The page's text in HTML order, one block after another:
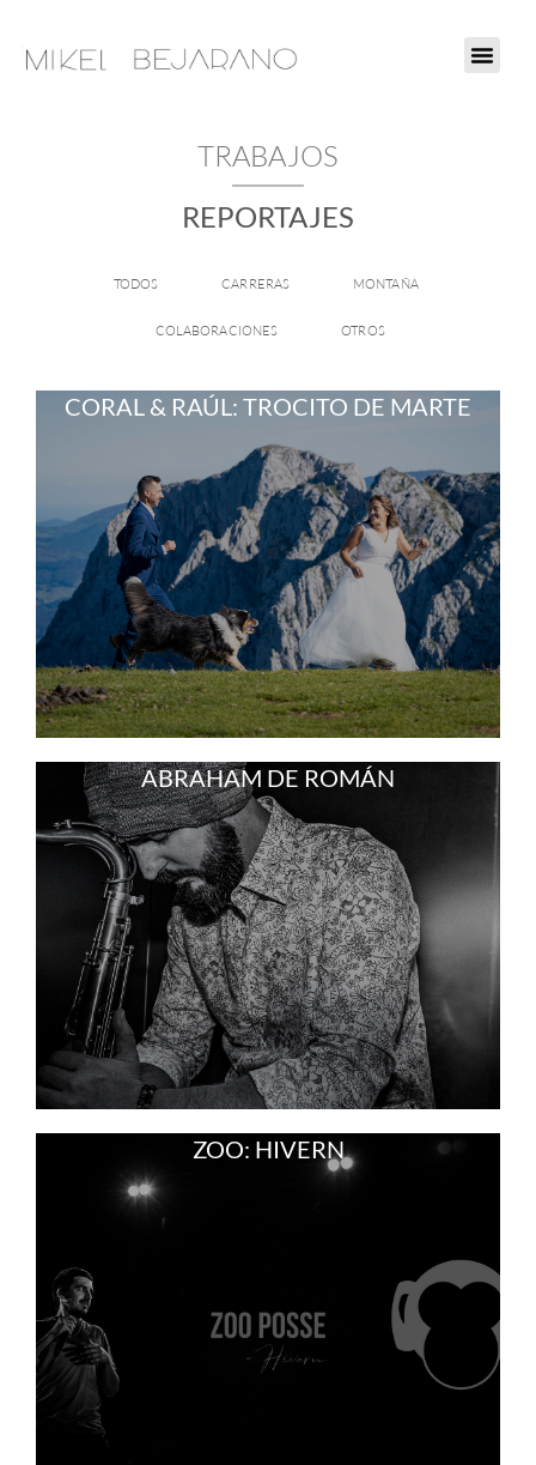
contenido
TRABAJOS
REPORTAJES
TODOS CARRERAS MONTAÑA
COLABORACIONES OTROS
CORAL & RAÚL: TROCITO DE MARTE
ABRAHAM DE ROMÁN
ZOO: HIVERN